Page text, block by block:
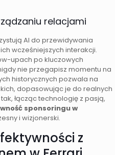
relacjami
AI do przewidywania
wcześniejszych interakcji.
upach po kluczowych
nie przegapisz momentu na
historycznych pozwala na
dopasowując je do realnych
łącząc technologię z pasją,
sponsoringu w
i wizjonerski.
z